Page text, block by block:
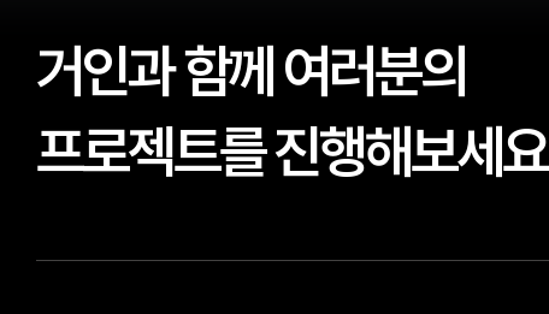
거인과 함께 여러분의
프로젝트를 진행해보세요